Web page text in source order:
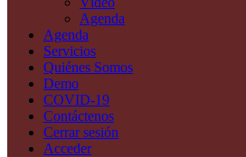
Agenda
Agenda
Servicios
Quiénes Somos
Demo
COVID-19
Contáctenos
Cerrar sesión
Acceder